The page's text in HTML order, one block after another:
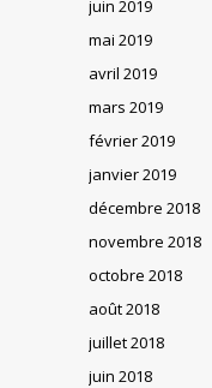
juin 2019
mai 2019
avril 2019
mars 2019
février 2019
janvier 2019
décembre 2018
novembre 2018
octobre 2018
août 2018
juillet 2018
juin 2018